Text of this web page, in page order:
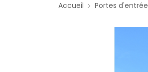
Accueil Portes d'entrée